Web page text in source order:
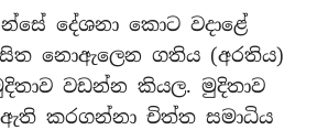
දේශනා කොට වදාළේ
නොඇලෙන ගතිය (අරතිය)
වඩන්න කියල. මුදිතාව
කරගන්නා චිත්ත සමාධිය